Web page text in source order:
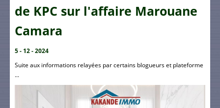
de KPC sur l'affaire Marouane
Camara
5 - 12 - 2024
Suite aux informations relayées par certains blogueurs et plateforme
...